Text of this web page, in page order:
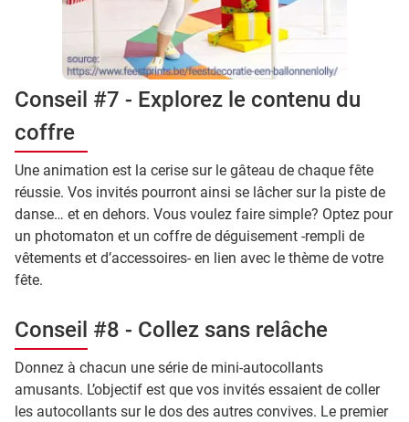
Conseil #7 - Explorez le contenu du
coffre
Une animation est la cerise sur le gâteau de chaque fête
réussie. Vos invités pourront ainsi se lâcher sur la piste de
danse… et en dehors. Vous voulez faire simple? Optez pour
un photomaton et un coffre de déguisement -rempli de
vêtements et d’accessoires- en lien avec le thème de votre
fête.
Conseil #8 - Collez sans relâche
Donnez à chacun une série de mini-autocollants
amusants. L’objectif est que vos invités essaient de coller
les autocollants sur le dos des autres convives. Le premier